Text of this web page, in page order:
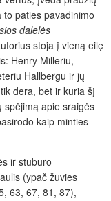
paties pavadinimo
dalelės
stoja į vieną eilę
Henry Milleriu,
Hallbergu ir jų
dera, bet ir kuria šį
spėjimą apie sraigės
kaip minties
ir stuburo
(ypač žuvies
63, 67, 81, 87),